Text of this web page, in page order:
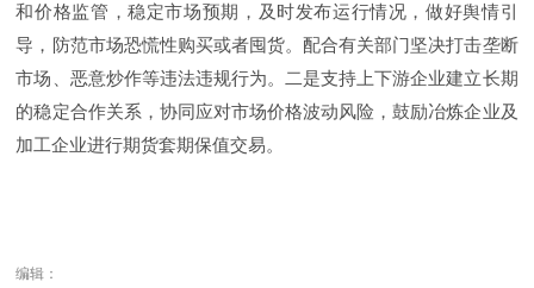
和价格监管，稳定市场预期，及时发布运行情况，做好舆情引
导，防范市场恐慌性购买或者囤货。配合有关部门坚决打击垄断
市场、恶意炒作等违法违规行为。二是支持上下游企业建立长期
的稳定合作关系，协同应对市场价格波动风险，鼓励冶炼企业及
加工企业进行期货套期保值交易。
编辑：